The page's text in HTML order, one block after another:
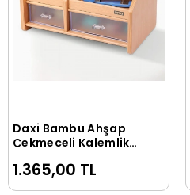
Sepete Ekle
Daxi Bambu Ahşap
Çekmeceli Kalemlik
Masaüstü Makyaj
Düzenleyici
1.365,00 TL